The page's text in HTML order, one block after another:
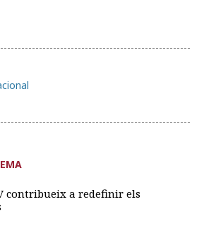
contribueix a redefinir els